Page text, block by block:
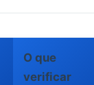
O que
verificar